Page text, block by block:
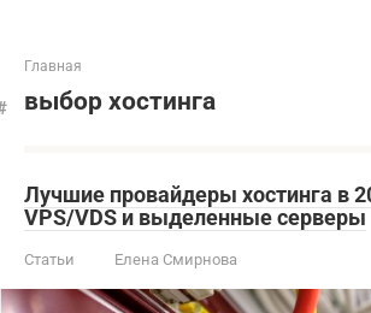
Главная
выбор хостинга
Лучшие провайдеры хостинга в
VPS/VDS и выделенные серверы
Статьи Елена Смирнова